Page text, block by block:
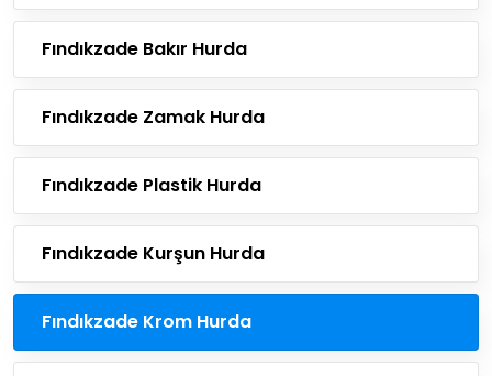
Fındıkzade Bakır Hurda
Fındıkzade Zamak Hurda
Fındıkzade Plastik Hurda
Fındıkzade Kurşun Hurda
Fındıkzade Krom Hurda